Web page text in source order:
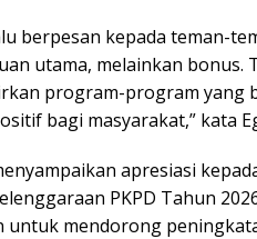
berpesan kepada teman-
utama, melainkan bonus.
program-program yang
bagi masyarakat,” kata
apresiasi
PKPD Tahun
untuk mendorong